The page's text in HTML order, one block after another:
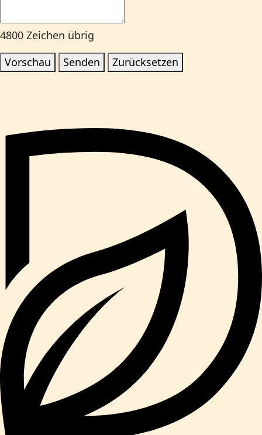
4800 Zeichen übrig
Vorschau
Senden Zurücksetzen